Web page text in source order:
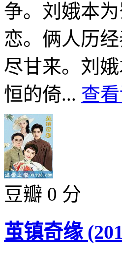
争。刘娥本
恋。俩人历
尽甘来。刘
恒的倚... 查
豆瓣 0 分
茧镇奇缘